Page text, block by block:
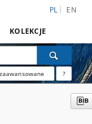
PL EN
KOLEKCJE
?